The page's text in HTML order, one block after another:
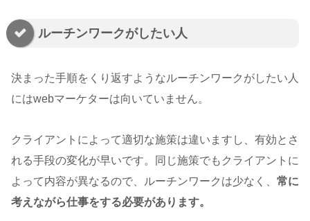
ルーチンワークがしたい人
決まった手順をくり返すようなルーチンワークがしたい人
にはwebマーケターは向いていません。
クライアントによって適切な施策は違いますし、有効とさ
れる手段の変化が早いです。同じ施策でもクライアントに
よって内容が異なるので、ルーチンワークは少なく、 常に
考えながら仕事をする必要があります。